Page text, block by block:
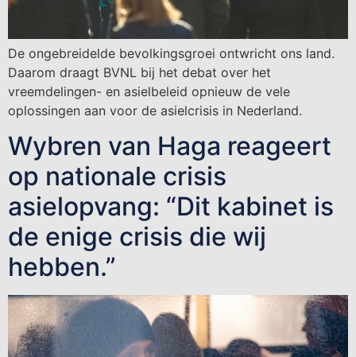
De ongebreidelde bevolkingsgroei ontwricht ons land.
Daarom draagt BVNL bij het debat over het
vreemdelingen- en asielbeleid opnieuw de vele
oplossingen aan voor de asielcrisis in Nederland.
Wybren van Haga reageert
op nationale crisis
asielopvang: “Dit kabinet is
de enige crisis die wij
hebben.”